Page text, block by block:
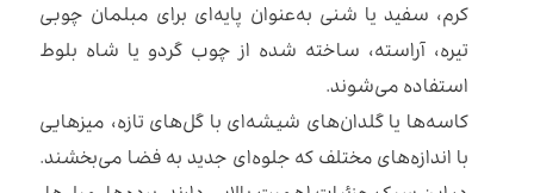
کرم، سفید یا شنی به‌عنوان پایه‌ای برای مبلمان چوبی
تیره، آراسته، ساخته شده از چوب گردو یا شاه بلوط
استفاده می‌شوند.
کاسه‌ها یا گلدان‌های شیشه‌ای با گل‌های تازه، میزهایی
با اندازه‌های مختلف که جلوه‌ای جدید به فضا می‌بخشند.